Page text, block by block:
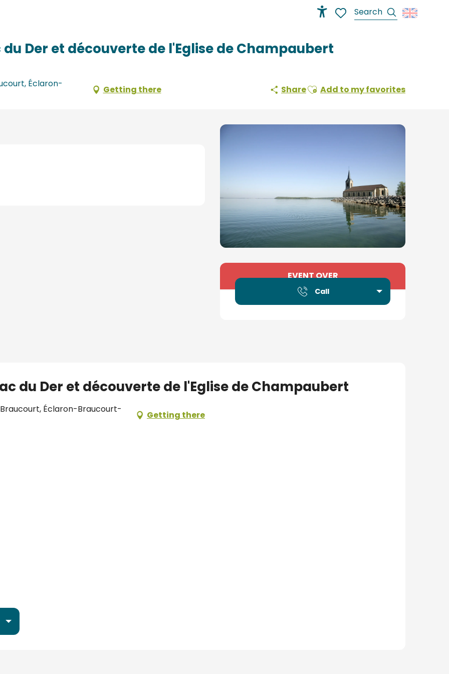
Search
du Der et découverte de l'Eglise de Champaubert
Éclaron-
Getting there ShareAjouter aux favoris
Add to my favorites
Opening hours &
EVENT OVER
Call
du Der et découverte de l'Eglise de Champaubert
Éclaron-Braucourt-
Getting there